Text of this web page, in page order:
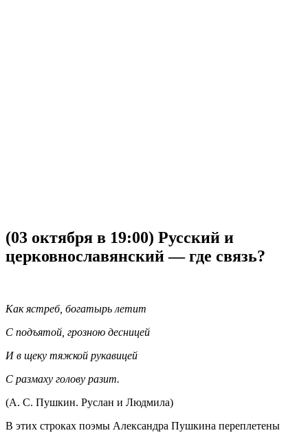
(03 октября в 19:00) Русский и
церковнославянский — где связь?
Как ястреб, богатырь летит
С подъятой, грозною десницей
И в щеку тяжкой рукавицей
С размаху голову разит.
(А. С. Пушкин. Руслан и Людмила)
В этих строках поэмы Александра Пушкина переплетены